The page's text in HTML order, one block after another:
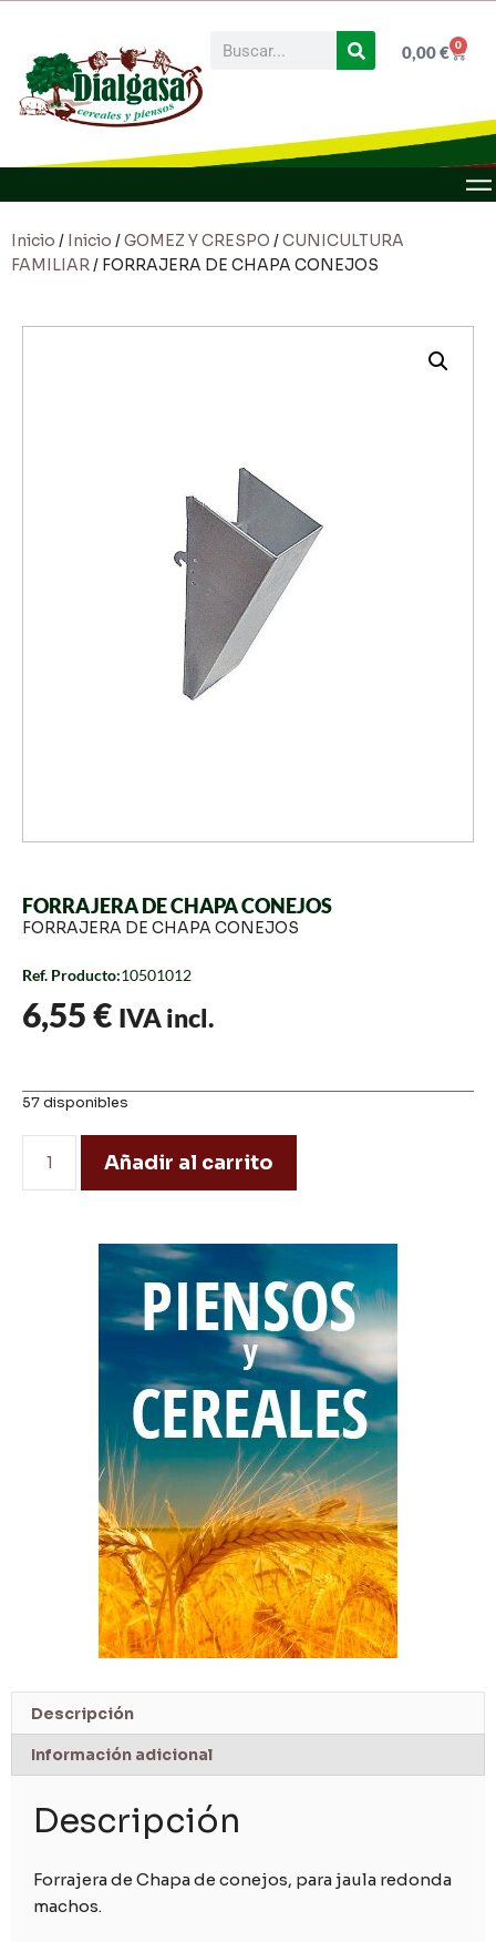
0,00€ 0
Inicio / Inicio /GOMEZ Y CRESPO /CUNICULTURA
FAMILIAR/ FORRAJERA DE CHAPA CONEJOS
FORRAJERA DE CHAPA CONEJOS
FORRAJERA DE CHAPA CONEJOS
Ref. Producto:10501012
6,55€ IVA incl.
57 disponibles
Añadir al carrito
Descripción
Información adicional
Descripción
Forrajera de Chapa de conejos, para jaula redonda
machos.